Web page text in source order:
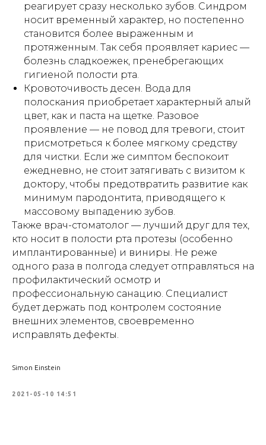
реагирует сразу несколько зубов. Синдром
носит временный характер, но постепенно
становится более выраженным и
протяженным. Так себя проявляет кариес —
болезнь сладкоежек, пренебрегающих
гигиеной полости рта.
Кровоточивость десен. Вода для
полоскания приобретает характерный алый
цвет, как и паста на щетке. Разовое
проявление — не повод для тревоги, стоит
присмотреться к более мягкому средству
для чистки. Если же симптом беспокоит
ежедневно, не стоит затягивать с визитом к
доктору, чтобы предотвратить развитие как
минимум пародонтита, приводящего к
массовому выпадению зубов.
Также врач-стоматолог — лучший друг для тех,
кто носит в полости рта протезы (особенно
имплантированные) и виниры. Не реже
одного раза в полгода следует отправляться на
профилактический осмотр и
профессиональную санацию. Специалист
будет держать под контролем состояние
внешних элементов, своевременно
исправлять дефекты.
Simon Einstein
2021-05-10 14:51